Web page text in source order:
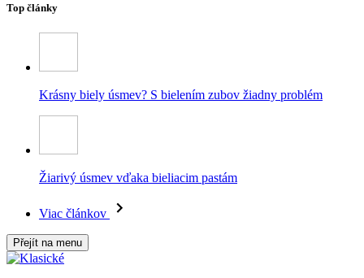
Top články
Krásny biely úsmev? S bielením zubov žiadny problém
Žiarivý úsmev vďaka bieliacim pastám
Viac článkov
Přejít na menu